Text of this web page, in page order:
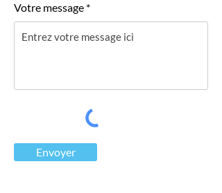
Votre message
Envoyer